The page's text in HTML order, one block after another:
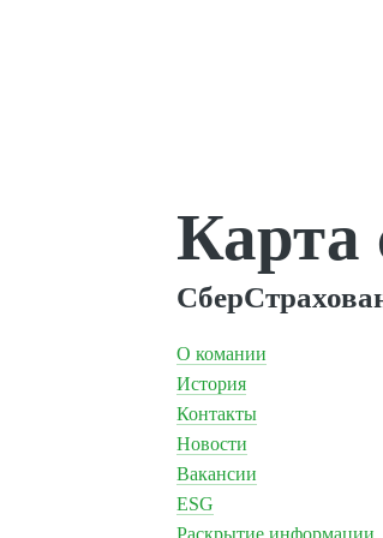
Карта
О комании
История
Контакты
Новости
Вакансии
ESG
Раскрытие информации